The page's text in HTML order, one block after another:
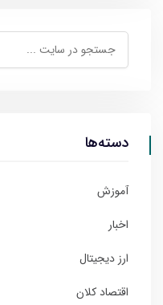
دسته‌ها
آموزش
اخبار
ارز دیجیتال
اقتصاد کلان